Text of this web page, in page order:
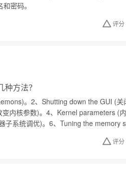
密码。
评分
方法？
。2、Shutting down the GUI (关
内核参数)。4、Kernel parameters (
子系统调优)。6、Tuning the memory
评分